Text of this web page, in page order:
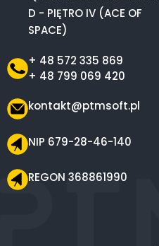
D - PIĘTRO IV (ACE OF
SPACE)
+ 48 572 335 869
+ 48 799 069 420
kontakt@ptmsoft.pl
NIP 679-28-46-140
REGON 368861990